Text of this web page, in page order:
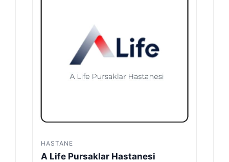
HASTANE
A Life Pursaklar Hastanesi